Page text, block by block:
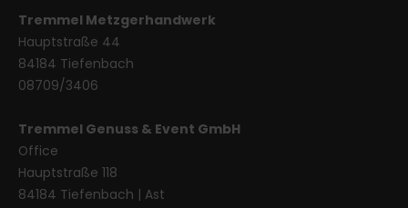
Tremmel Metzgerhandwerk
Hauptstraße 44
84184 Tiefenbach
08709/3406
Tremmel Genuss & Event GmbH
Office
Hauptstraße 118
84184 Tiefenbach | Ast